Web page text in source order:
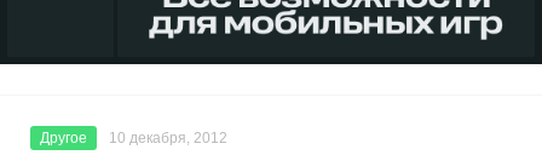
Другое 10 декабря, 2012